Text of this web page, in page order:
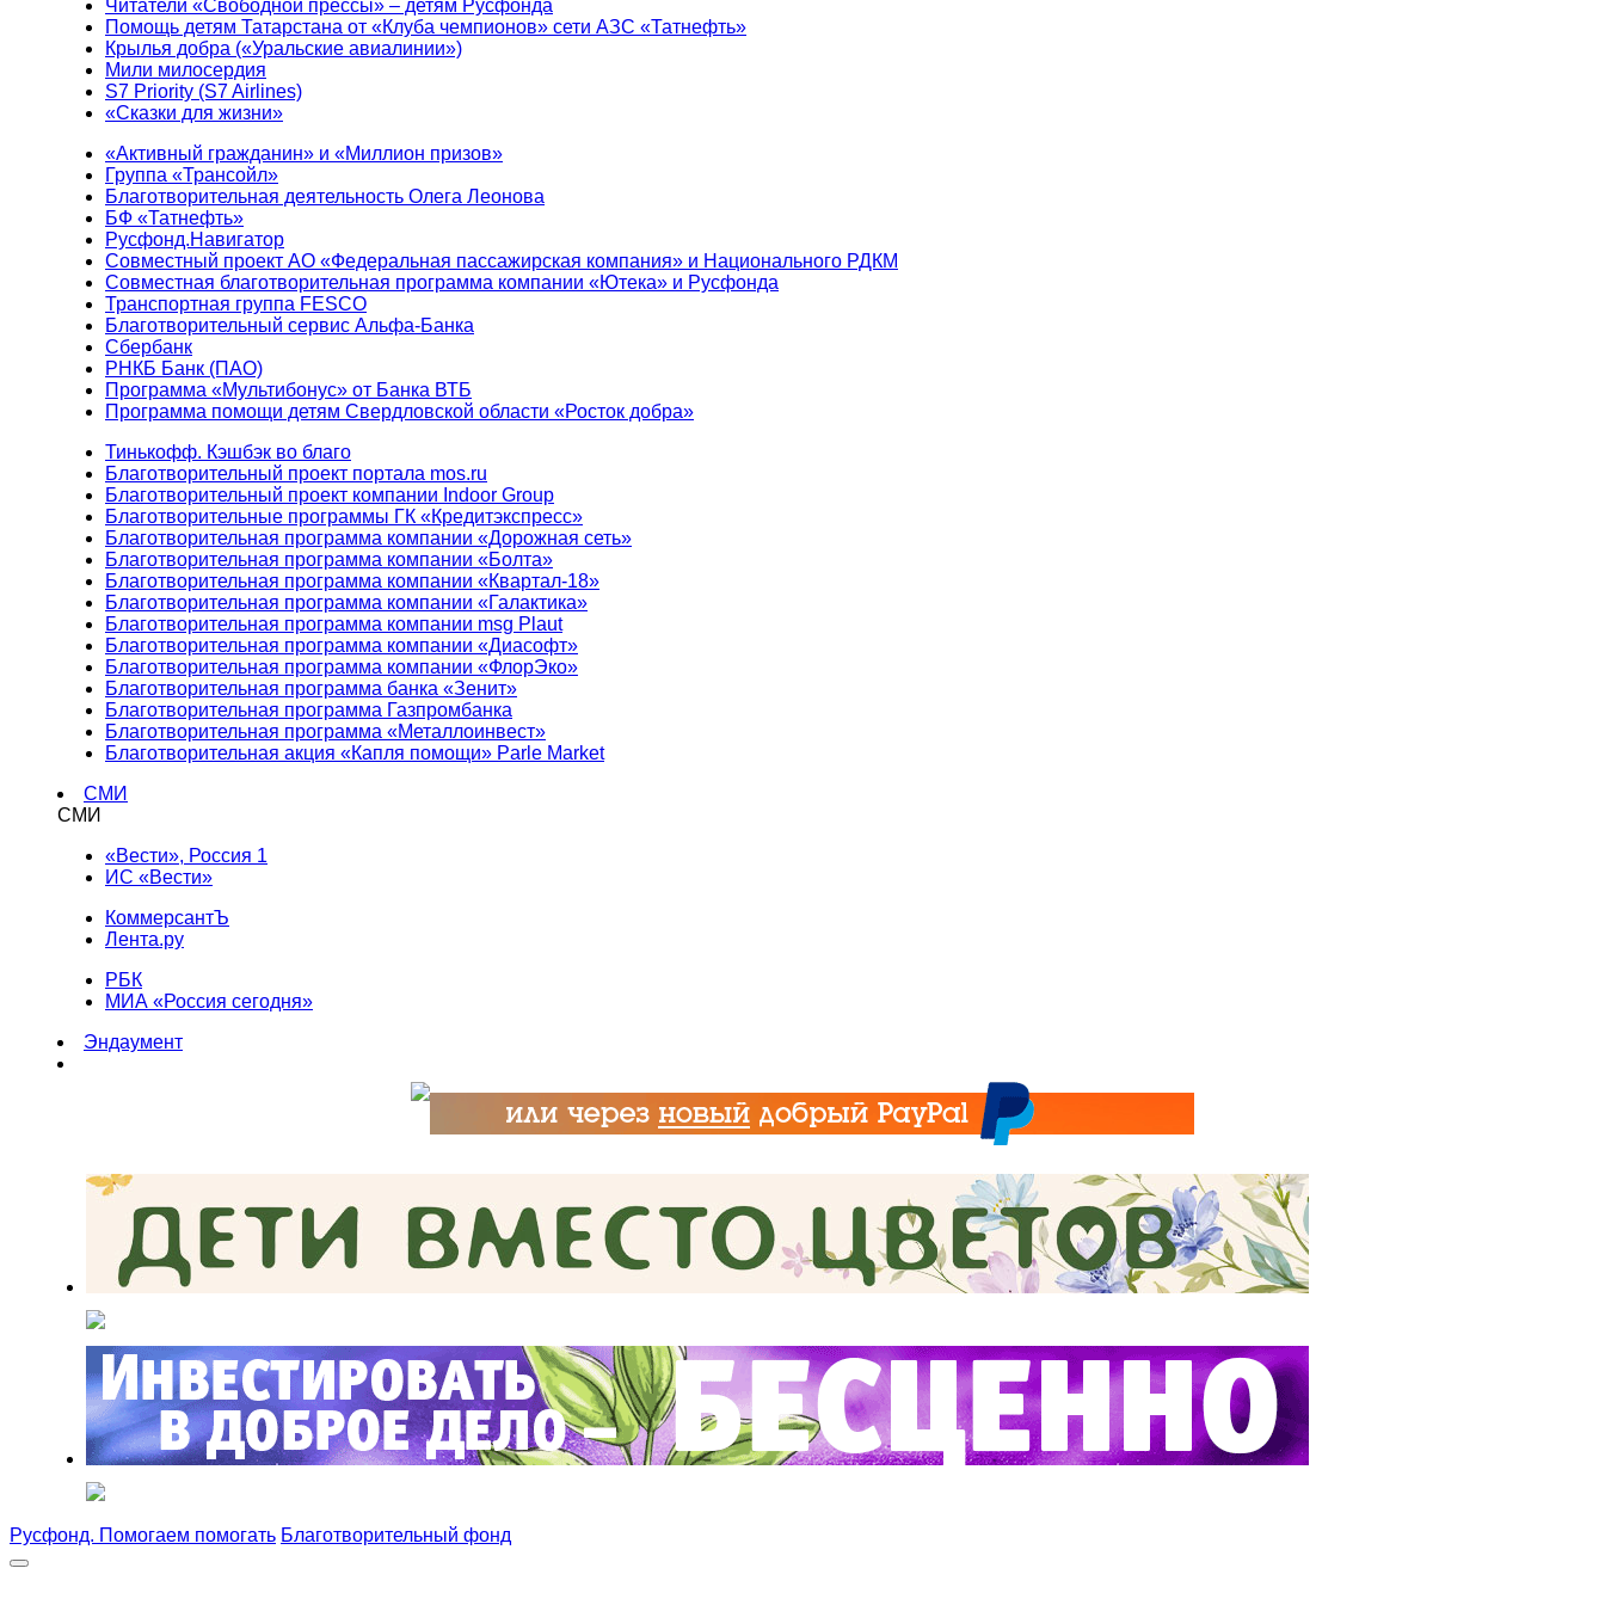
Читатели «Свободной прессы» – детям Русфонда
Помощь детям Татарстана от «Клуба чемпионов» сети АЗС «Татнефть»
Крылья добра («Уральские авиалинии»)
Мили милосердия
S7 Priority (S7 Airlines)
«Сказки для жизни»
«Активный гражданин» и «Миллион призов»
Группа «Трансойл»
Благотворительная деятельность Олега Леонова
БФ «Татнефть»
Русфонд.Навигатор
Совместный проект АО «Федеральная пассажирская компания» и Национального РДКМ
Совместная благотворительная программа компании «Ютека» и Русфонда
Транспортная группа FESCO
Благотворительный сервис Альфа-Банка
Сбербанк
РНКБ Банк (ПАО)
Программа «Мультибонус» от Банка ВТБ
Программа помощи детям Свердловской области «Росток добра»
Тинькофф. Кэшбэк во благо
Благотворительный проект портала mos.ru
Благотворительный проект компании Indoor Group
Благотворительные программы ГК «Кредитэкспресс»
Благотворительная программа компании «Дорожная сеть»
Благотворительная программа компании «Болта»
Благотворительная программа компании «Квартал-18»
Благотворительная программа компании «Галактика»
Благотворительная программа компании msg Plaut
Благотворительная программа компании «Диасофт»
Благотворительная программа компании «ФлорЭко»
Благотворительная программа банка «Зенит»
Благотворительная программа Газпромбанка
Благотворительная программа «Металлоинвест»
Благотворительная акция «Капля помощи» Parle Market
СМИ
СМИ
«Вести», Россия 1
ИС «Вести»
КоммерсантЪ
Лента.ру
РБК
МИА «Россия сегодня»
Эндаумент
Русфонд. Помогаем помогать Благотворительный фонд